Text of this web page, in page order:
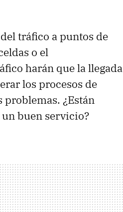
tráfico a puntos de
o el
harán que la llegada
los procesos de
¿Están
buen servicio?